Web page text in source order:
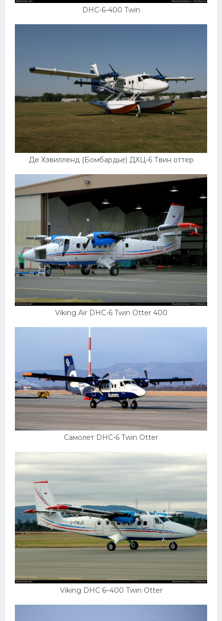
DHC-6-400 Twin
Де Хэвилленд (Бомбардье) ДХЦ-6 Твин оттер
Viking Air DHC-6 Twin Otter 400
Самолет DHC-6 Twin Otter
Viking DHC 6–400 Twin Otter